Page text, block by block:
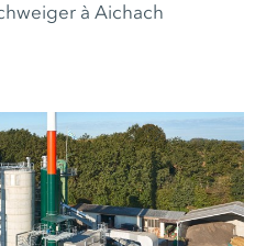
à Aichach